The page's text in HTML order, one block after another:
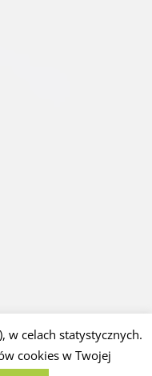
w celach statystycznych.
cookies w Twojej